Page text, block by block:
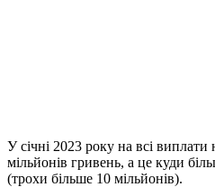
У січні 2023 року на всі
мільйонів гривень, а це куди
(трохи більше 10 мільйонів).